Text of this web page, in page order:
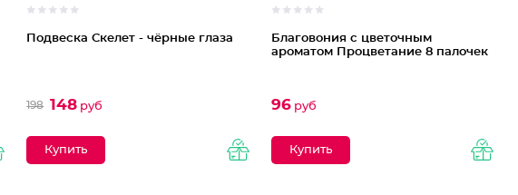
Подвеска Скелет - чёрные глаза
198 148 руб
Благовония с цветочным
ароматом Процветание 8 палочек
96руб